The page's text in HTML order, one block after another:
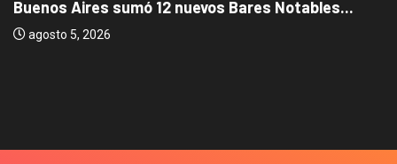
Buenos Aires sumó 12 nuevos Bares Notables...
agosto 5, 2026